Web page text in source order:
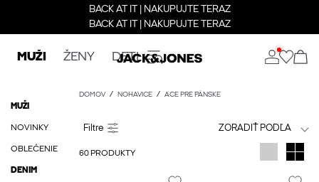
BACK AT IT | NAKUPUJTE TERAZ
BACK AT IT | NAKUPUJTE TERAZ
MUŽI ŽENY DETI
MUŽI
NOVINKY
OBLEČENIE
DENIM
DOMOV NOHAVICE ACE PRE PÁNSKE
ZORADIŤ PODĽA
60 PRODUKTY